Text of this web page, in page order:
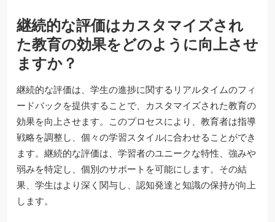
継続的な評価はカスタマイズされ
た教育の効果をどのように向上させ
ますか？
継続的な評価は、学生の進捗に関するリアルタイムのフィ
ードバックを提供することで、カスタマイズされた教育の
効果を向上させます。このプロセスにより、教育者は指導
戦略を調整し、個々の学習スタイルに合わせることができ
ます。継続的な評価は、学習者のユニークな特性、強みや
弱みを特定し、個別のサポートを可能にします。その結
果、学生はより深く関与し、認知発達と知識の保持が向上
します。